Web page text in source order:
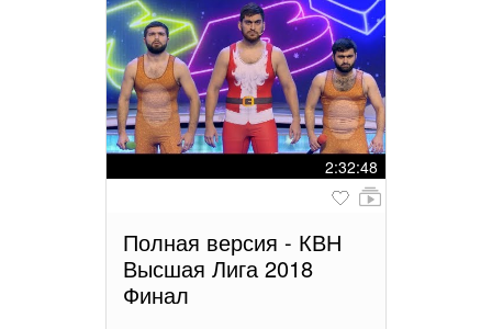
2:32:48
Полная версия - КВН
Высшая Лига 2018
Финал